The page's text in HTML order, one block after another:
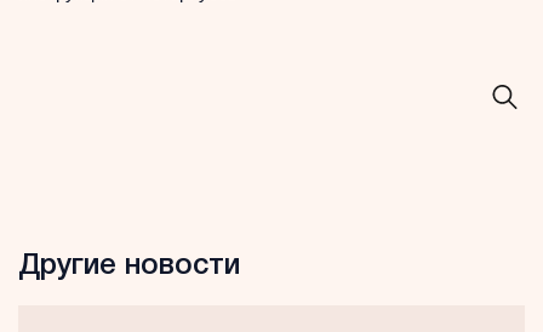
Другие новости